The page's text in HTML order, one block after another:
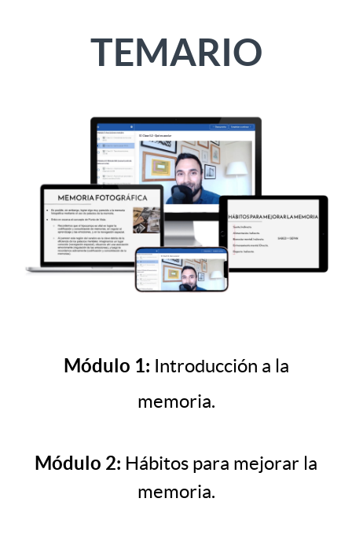
TEMARIO
Módulo 1: Introducción a la
memoria.
Módulo 2: Hábitos para mejorar la
memoria.